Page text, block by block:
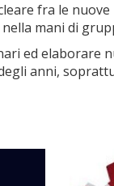
fra le
mani di
ed
anni,